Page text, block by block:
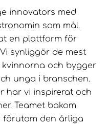
innovators med
som mål.
en plattform för
synliggör de mest
och bygger
unga i branschen.
har vi inspirerat och
Teamet bakom
förutom den årliga